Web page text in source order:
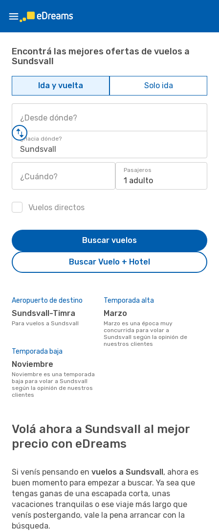
Encontrá las mejores ofertas de vuelos a
Sundsvall
Ida y vuelta Solo ida
¿Desde dónde?
¿Hacia dónde?
Sundsvall
¿Cuándo?
Pasajeros
1 adulto
Vuelos directos
Buscar Vuelo + Hotel
Buscar vuelos
Aeropuerto de destino
Sundsvall-Timra
Para vuelos a Sundsvall
Temporada alta
marzo
marzo es una época muy
concurrida para volar a
Sundsvall según la opinión de
nuestros clientes
Temporada baja
noviembre
noviembre es una temporada
baja para volar a Sundsvall
según la opinión de nuestros
clientes
Volá ahora a Sundsvall al mejor
precio con eDreams
Si venís pensando en vuelos a Sundsvall, ahora es
buen momento para empezar a buscar. Ya sea que
tengas ganas de una escapada corta, unas
vacaciones tranquilas o ese viaje más largo que
venís postergando, vale la pena arrancar con la
búsqueda.